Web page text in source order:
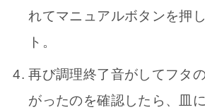
れてマニュアルボタンを押
ト。
再び調理終了音がしてフタ
がったのを確認したら、皿